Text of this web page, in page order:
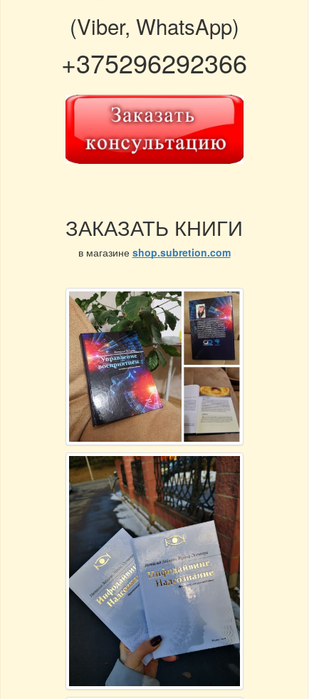
(Viber, WhatsApp)
+375296292366
ЗАКАЗАТЬ КНИГИ
в магазине shop.subretion.com